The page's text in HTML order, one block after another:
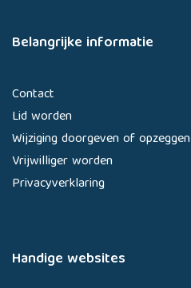
Belangrijke informatie
Contact
Lid worden
Wijziging doorgeven of opzeggen
Vrijwilliger worden
Privacyverklaring
Handige websites